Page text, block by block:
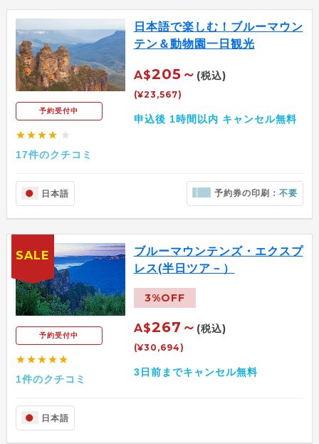
予約受付中
★★★★ ★
17件のクチコミ
日本語で楽しむ！ブルーマウン
テン＆動物園一日観光
A$205～ (税込)
(¥23,567)
申込後 1時間以内 キャンセル無料
日本語 予約券の印刷：不要
予約受付中
★★★★★
1件のクチコミ
ブルーマウンテンズ・エクスプ
レス(半日ツア－）
3%OFF
A$267～ (税込)
(¥30,694)
3日前までキャンセル無料
日本語
SALE